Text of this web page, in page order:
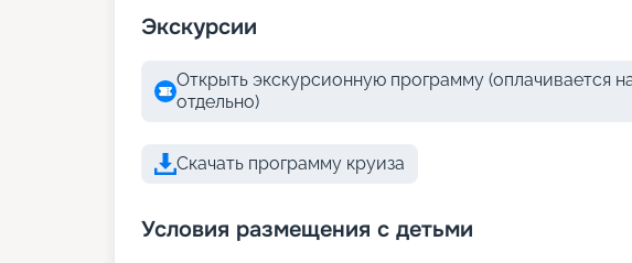
Экскурсии
Открыть экскурсионную программу (оплачивается
отдельно)
Скачать программу круиза
Условия размещения с детьми